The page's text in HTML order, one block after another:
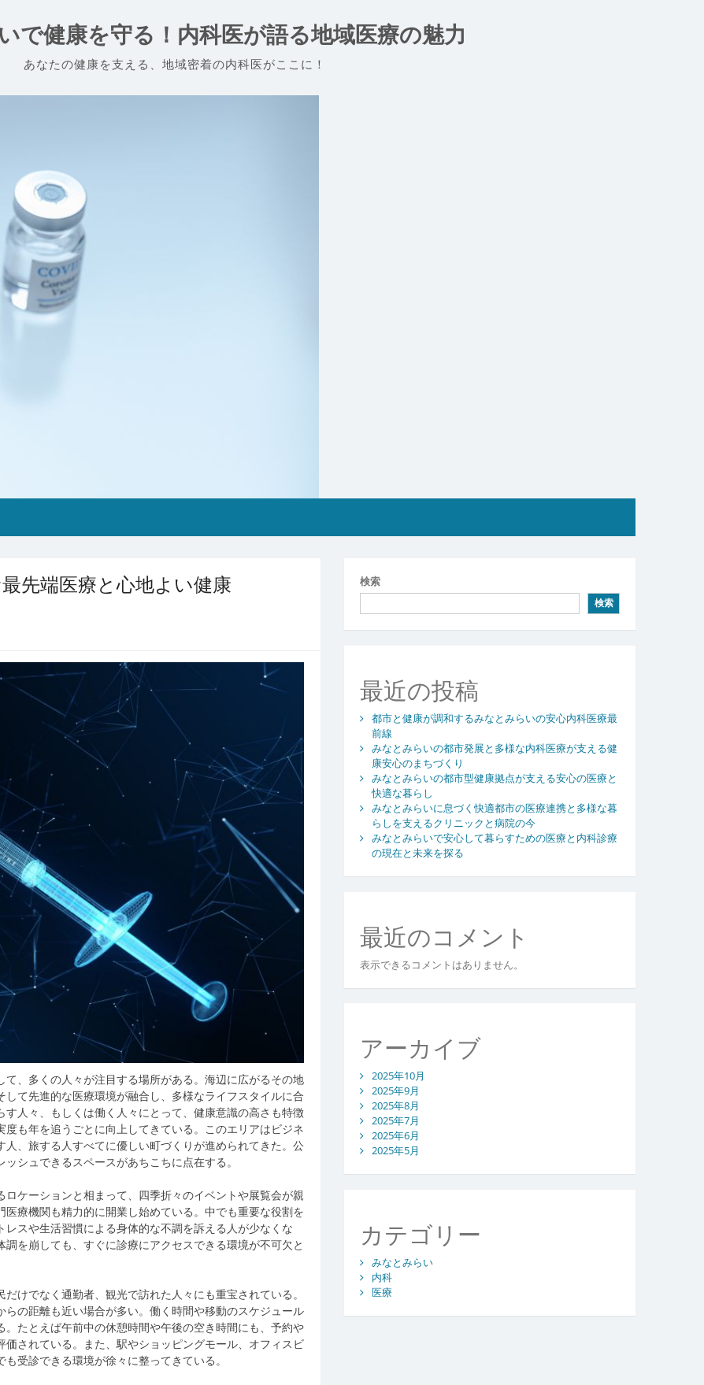
で健康を守る！内科医が語る地域医療の魅力
あなたの健康を支える、地域密着の内科医がここに！
先端医療と心地よい健康
、多くの人々が注目する場所がある。 海辺に広がるその地
て先進的な医療環境が融合し、多様なライフスタイルに合
人々、もしくは働く人々にとって、健康意識の高さも特徴
も年を追うごとに向上してきている。このエリアはビジネ
、旅する人すべてに優しい町づくりが進められてきた。公
シュできるスペースがあちこちに点在する。
ケーションと相まって、四季折々のイベントや展覧会が親
療機関も精力的に開業し始めている。中でも重要な役割を
スや生活習慣による身体的な不調を訴える人が少なくな
を崩しても、すぐに診療にアクセスできる環境が不可欠と
けでなく通勤者、観光で訪れた人々にも重宝されている。
の距離も近い場合が多い。働く時間や移動のスケジュール
たとえば午前中の休憩時間や午後の空き時間にも、予約や
されている。また、駅やショッピングモール、オフィスビ
受診できる環境が徐々に整ってきている。
検索
検索
最近の投稿
都市と健康が調和するみなとみらいの安心内科医療最
前線
みなとみらいの都市発展と多様な内科医療が支える健
康安心のまちづくり
みなとみらいの都市型健康拠点が支える安心の医療と
快適な暮らし
みなとみらいに息づく快適都市の医療連携と多様な暮
らしを支えるクリニックと病院の今
みなとみらいで安心して暮らすための医療と内科診療
の現在と未来を探る
最近のコメント
表示できるコメントはありません。
アーカイブ
2025年10月
2025年9月
2025年8月
2025年7月
2025年6月
2025年5月
カテゴリー
みなとみらい
内科
医療